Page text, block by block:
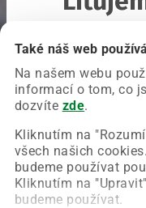
Také náš web
Na našem webu
informací o tom, co
dozvíte zde.
Kliknutím na
všech našich
budeme používat
Kliknutím na
budeme používat.
Chyba nastala
Zkuste prosím
Obnovit